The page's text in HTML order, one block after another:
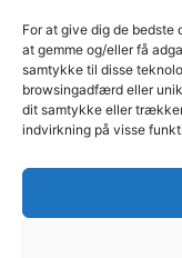
For at give dig de bedste
at gemme og/eller få
samtykke til disse
browsingadfærd eller
dit samtykke eller
indvirkning på visse